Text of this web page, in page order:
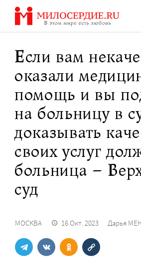
Перейти
содержанию
Если вам
оказали
помощь и вы
на больницу в
доказывать
своих услуг
больница –
суд
МОСКВА 16 Окт. 2023 Дарья